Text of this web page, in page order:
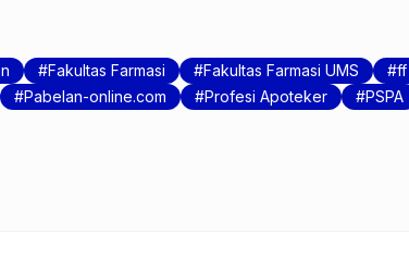
Fakultas Farmasi Fakultas Farmasi UMS ff
Pabelan-online.com Profesi Apoteker PSPA